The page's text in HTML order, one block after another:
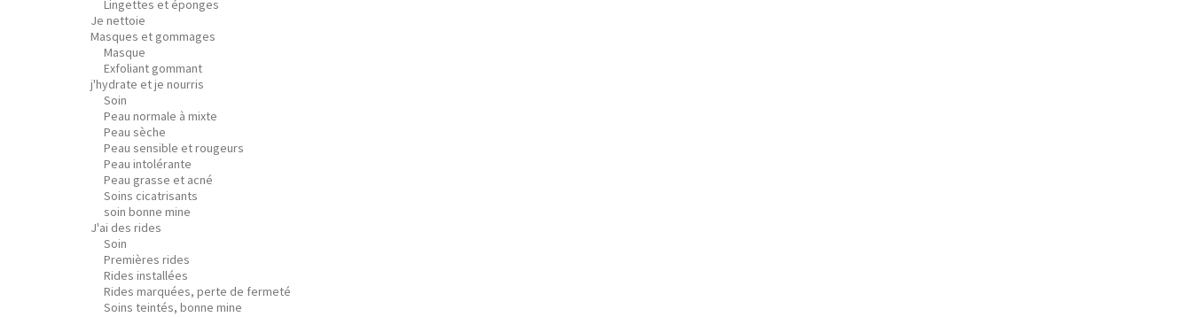
Lingettes et éponges
Je nettoie
Masques et gommages
Masque
Exfoliant gommant
j'hydrate et je nourris
Soin
Peau normale à mixte
Peau sèche
Peau sensible et rougeurs
Peau intolérante
Peau grasse et acné
Soins cicatrisants
soin bonne mine
J'ai des rides
Soin
Premières rides
Rides installées
Rides marquées, perte de fermeté
Soins teintés, bonne mine